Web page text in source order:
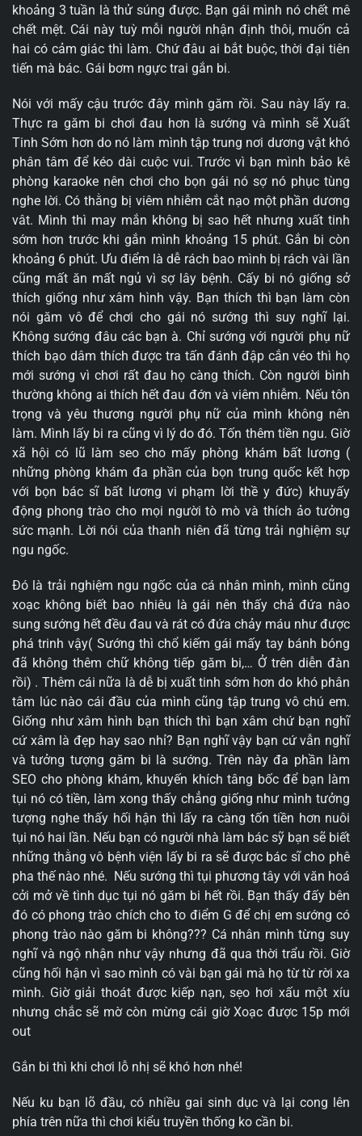
khoảng 3 tuần là thử súng được. Bạn gái mình nó chết mê
chết mệt. Cái này tuỳ mỗi người nhận định thôi, muốn cả
hai có cảm giác thì làm. Chứ đâu ai bắt buộc, thời đại tiên
tiến mà bác. Gái bơm ngực trai gắn bi.
Nói với mấy cậu trước đây mình găm rồi. Sau này lấy ra.
Thực ra găm bi chơi đau hơn là sướng và mình sẽ Xuất
Tinh Sớm hơn do nó làm mình tập trung nơi dương vật khó
phân tâm để kéo dài cuộc vui. Trước vì bạn mình bảo kê
phòng karaoke nên chơi cho bọn gái nó sợ nó phục tùng
nghe lời. Có thằng bị viêm nhiễm cắt nạo một phần dương
vât. Mình thì may mắn không bị sao hết nhưng xuất tinh
sớm hơn trước khi gắn mình khoảng 15 phút. Gắn bi còn
khoảng 6 phút. Ưu điểm là dễ rách bao mình bị rách vài lần
cũng mất ăn mất ngủ vì sợ lây bệnh. Cấy bi nó giống sở
thích giống như xâm hình vậy. Bạn thích thì bạn làm còn
nói găm vô để chơi cho gái nó sướng thì suy nghĩ lại.
Không sướng đâu các bạn à. Chỉ sướng với người phụ nữ
thích bạo dâm thích được tra tấn đánh đập cắn véo thì họ
mới sướng vì chơi rất đau họ càng thích. Còn người bình
thường không ai thích hết đau đớn và viêm nhiễm. Nếu tôn
trọng và yêu thương người phụ nữ của mình không nên
làm. Mình lấy bi ra cũng vì lý do đó. Tốn thêm tiền ngu. Giờ
xã hội có lũ làm seo cho mấy phòng khám bất lương (
những phòng khám đa phần của bọn trung quốc kết hợp
với bọn bác sĩ bất lương vi phạm lời thề y đức) khuyấy
động phong trào cho mọi người tò mò và thích ảo tưởng
sức mạnh. Lời nói của thanh niên đã từng trải nghiệm sự
ngu ngốc.
Đó là trải nghiệm ngu ngốc của cá nhân mình, mình cũng
xoạc không biết bao nhiêu là gái nên thấy chả đứa nào
sung sướng hết đều đau và rát có đứa chảy máu như được
phá trinh vậy( Sướng thì chổ kiếm gái mấy tay bánh bóng
đã không thêm chữ không tiếp găm bi,… Ở trên diễn đàn
rồi) . Thêm cái nữa là dễ bị xuất tinh sớm hơn do khó phân
tâm lúc nào cái đầu của mình cũng tập trung vô chú em.
Giống như xâm hình bạn thích thì bạn xâm chứ bạn nghĩ
cứ xâm là đẹp hay sao nhỉ? Bạn nghĩ vậy bạn cứ vẫn nghĩ
và tưởng tượng găm bi là sướng. Trên này đa phần làm
SEO cho phòng khám, khuyến khích tâng bốc để bạn làm
tụi nó có tiền, làm xong thấy chẳng giống như mình tưởng
tượng nghe thấy hối hận thì lấy ra càng tốn tiền hơn nuôi
tụi nó hai lần. Nếu bạn có người nhà làm bác sỹ bạn sẽ biết
những thằng vô bệnh viện lấy bi ra sẽ được bác sĩ cho phê
pha thế nào nhé. Nếu sướng thì tụi phương tây với văn hoá
cởi mở về tình dục tụi nó găm bi hết rồi. Bạn thấy đấy bên
đó có phong trào chích cho to điểm G để chị em sướng có
phong trào nào găm bi không??? Cá nhân mình từng suy
nghĩ và ngộ nhận như vậy nhưng đã qua thời trẩu rồi. Giờ
cũng hối hận vì sao mình có vài bạn gái mà họ từ từ rời xa
mình. Giờ giải thoát được kiếp nạn, sẹo hơi xấu một xíu
nhưng chắc sẽ mờ còn mừng cái giờ Xoạc được 15p mới
out
Gắn bi thì khi chơi lỗ nhị sẽ khó hơn nhé!
Nếu ku bạn lõ đầu, có nhiều gai sinh dục và lại cong lên
phía trên nữa thì chơi kiểu truyền thống ko cần bi.